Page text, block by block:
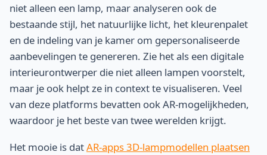
niet alleen een lamp, maar analyseren ook de
bestaande stijl, het natuurlijke licht, het kleurenpalet
en de indeling van je kamer om gepersonaliseerde
aanbevelingen te genereren. Zie het als een digitale
interieurontwerper die niet alleen lampen voorstelt,
maar je ook helpt ze in context te visualiseren. Veel
van deze platforms bevatten ook AR-mogelijkheden,
waardoor je het beste van twee werelden krijgt.
Het mooie is datAR-apps 3D-lampmodellen plaatsen